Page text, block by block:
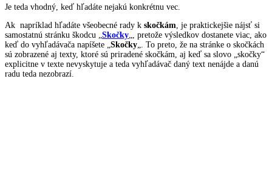
Je teda vhodný, keď hľadáte nejakú konkrétnu vec.
Ak napríklad hľadáte všeobecné rady k skočkám , je praktickejšie nájsť si
samostatnú stránku škodcu „ Skočky „, pretože výsledkov dostanete viac, ako
keď do vyhľadávača napíšete „ Skočky „. To preto, že na stránke o skočkách
sú zobrazené aj texty, ktoré sú priradené skočkám, aj keď sa slovo „skočky“
explicitne v texte nevyskytuje a teda vyhľadávač daný text nenájde a danú
radu teda nezobrazí.